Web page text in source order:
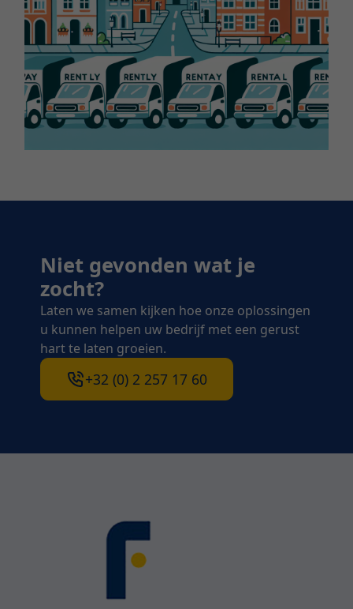
Niet gevonden wat je
zocht?
Laten we samen kijken hoe onze oplossingen
u kunnen helpen uw bedrijf met een gerust
hart te laten groeien.
+32 (0) 2 257 17 60